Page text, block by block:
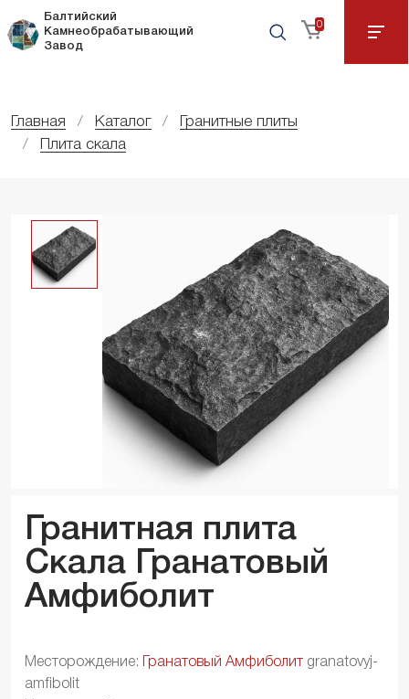
Балтийский
Камнеобрабатывающий
Завод
0
Главная Каталог
Гранитные плиты
Плита скала
Гранитная плита
Скала
Гранатовый
Амфиболит
Месторождение: Гранатовый Амфиболит granatovyj-
amfibolit